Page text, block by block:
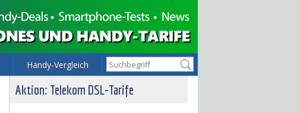
Handy-Vergleich
Aktion: Telekom DSL-Tarife